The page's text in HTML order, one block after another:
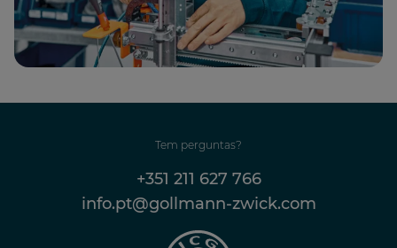
Tem perguntas?
+351 211 627 766
info.pt@gollmann-zwick.com